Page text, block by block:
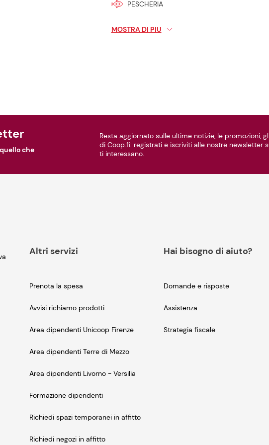
PESCHERIA
DETERSIVI ALLA SPINA
MOSTRA DI PIU
che
Resta aggiornato sulle ultime notizie, le promozioni,
di Coop.fi: registrati e iscriviti alle nostre newsletter
ti interessano.
Altri servizi
Prenota la spesa
Avvisi richiamo prodotti
Area dipendenti Unicoop Firenze
Area dipendenti Terre di Mezzo
Area dipendenti Livorno - Versilia
Formazione dipendenti
Richiedi spazi temporanei in affitto
Richiedi negozi in affitto
Hai bisogno di aiuto?
Domande e risposte
Assistenza
Strategia fiscale